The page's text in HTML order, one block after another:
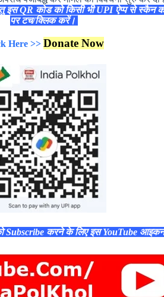
इस QR कोड को किसी भी UPI ऐप्प से स्कैन
पर टच/क्लिक करें।
Here >> Donate Now
Subscribe करने के लिए इस YouTube